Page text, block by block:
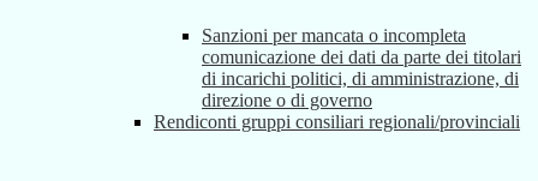
Sanzioni per mancata o incompleta
comunicazione dei dati da parte dei titolari
di incarichi politici, di amministrazione, di
direzione o di governo
Rendiconti gruppi consiliari regionali/provinciali